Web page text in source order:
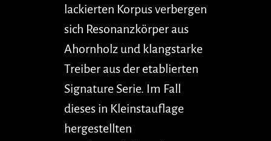
lackierten Korpus verbergen
sich Resonanzkörper aus
Ahornholz und klangstarke
Treiber aus der etablierten
Signature Serie. Im Fall
dieses in Kleinstauflage
hergestellten